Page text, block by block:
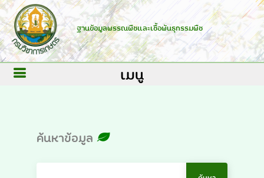
ฐานข้อมูลพรรณพืชและเชื้อพันธุกรรมพืช
เมนู
ค้นหาข้อมูล